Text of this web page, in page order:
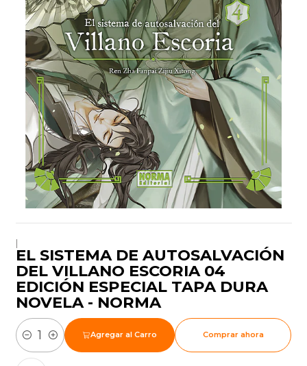
|
EL SISTEMA DE AUTOSALVACIÓN
DEL VILLANO ESCORIA 04
EDICIÓN ESPECIAL TAPA DURA
NOVELA - NORMA
Cantidad
Agregar al Carro Comprar ahora